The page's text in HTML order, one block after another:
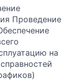
Проведение
на